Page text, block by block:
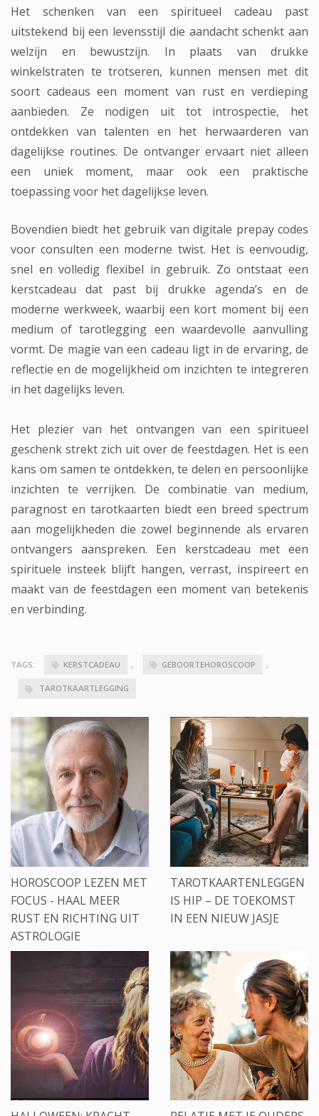
Het schenken van een spiritueel cadeau past
uitstekend bij een levensstijl die aandacht schenkt aan
welzijn en bewustzijn. In plaats van drukke
winkelstraten te trotseren, kunnen mensen met dit
soort cadeaus een moment van rust en verdieping
aanbieden. Ze nodigen uit tot introspectie, het
ontdekken van talenten en het herwaarderen van
dagelijkse routines. De ontvanger ervaart niet alleen
een uniek moment, maar ook een praktische
toepassing voor het dagelijkse leven.
Bovendien biedt het gebruik van digitale prepay codes
voor consulten een moderne twist. Het is eenvoudig,
snel en volledig flexibel in gebruik. Zo ontstaat een
kerstcadeau dat past bij drukke agenda’s en de
moderne werkweek, waarbij een kort moment bij een
medium of tarotlegging een waardevolle aanvulling
vormt. De magie van een cadeau ligt in de ervaring, de
reflectie en de mogelijkheid om inzichten te integreren
in het dagelijks leven.
Het plezier van het ontvangen van een spiritueel
geschenk strekt zich uit over de feestdagen. Het is een
kans om samen te ontdekken, te delen en persoonlijke
inzichten te verrijken. De combinatie van medium,
paragnost en tarotkaarten biedt een breed spectrum
aan mogelijkheden die zowel beginnende als ervaren
ontvangers aanspreken. Een kerstcadeau met een
spirituele insteek blijft hangen, verrast, inspireert en
maakt van de feestdagen een moment van betekenis
en verbinding.
TAGS: KERSTCADEAU , GEBOORTEHOROSCOOP ,
TAROTKAARTLEGGING
HOROSCOOP LEZEN MET
FOCUS - HAAL MEER
RUST EN RICHTING UIT
ASTROLOGIE
TAROTKAARTENLEGGEN
IS HIP – DE TOEKOMST
IN EEN NIEUW JASJE